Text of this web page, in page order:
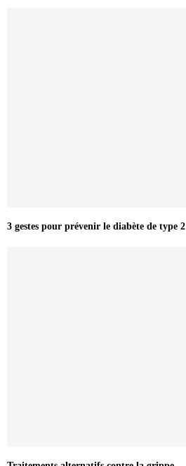
3 gestes pour prévenir le diabète de type 2